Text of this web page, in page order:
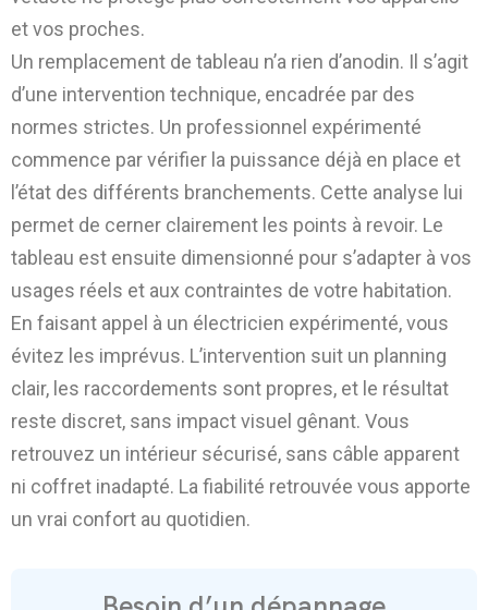
et vos proches.
Un remplacement de tableau n’a rien d’anodin. Il s’agit
d’une intervention technique, encadrée par des
normes strictes. Un professionnel expérimenté
commence par vérifier la puissance déjà en place et
l’état des différents branchements. Cette analyse lui
permet de cerner clairement les points à revoir. Le
tableau est ensuite dimensionné pour s’adapter à vos
usages réels et aux contraintes de votre habitation.
En faisant appel à un électricien expérimenté, vous
évitez les imprévus. L’intervention suit un planning
clair, les raccordements sont propres, et le résultat
reste discret, sans impact visuel gênant. Vous
retrouvez un intérieur sécurisé, sans câble apparent
ni coffret inadapté. La fiabilité retrouvée vous apporte
un vrai confort au quotidien.